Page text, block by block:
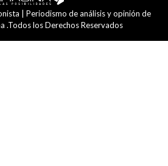
| Periodismo de análisis y opinión de
.Todos los Derechos Reservados